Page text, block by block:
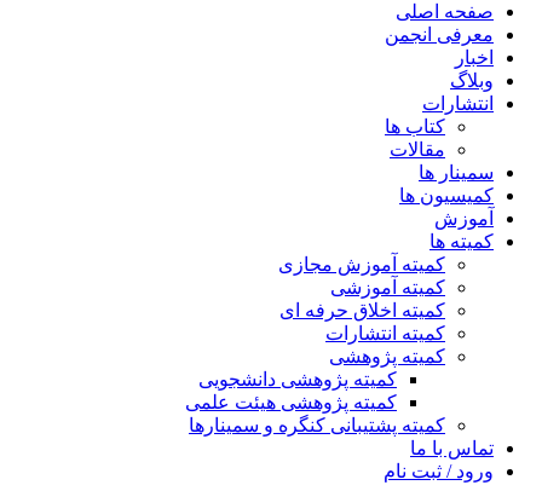
صفحه اصلی
معرفی انجمن
اخبار
وبلاگ
انتشارات
کتاب ها
مقالات
سمینار ها
کمیسیون ها
آموزش
کمیته ها
کمیته آموزش مجازی
کمیته آموزشی
کمیته اخلاق حرفه ای
کمیته انتشارات
کمیته پژوهشی
کمیته پژوهشی دانشجویی
کمیته پژوهشی هیئت علمی
کمیته پشتیبانی کنگره و سمینارها
تماس با ما
ورود / ثبت نام